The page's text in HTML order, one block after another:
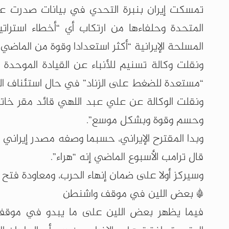
تمسكت إيران بنبرة التحدي في بيانات صدرت
المتحدة وحلفاءها من ارتكاب أي “أخطاء
المسلحة الإيرانية “أكثر استعدادا وقوة من
ونقلت وكالة تسنيم للأنباء عن القيادة الموحدة
“مستعدة للضغط على الزناد” في حال استئناف
ونقلت الوكالة عن علي عبد اللهي قائد مقر
وحسم وقوة وبشكل موسع”.
وبدا المقترح الإيراني، حسبما وصفه مصدر
قال ترامب الأسبوع الماضي إنه “هراء”.
وسيركز أولا على ضمان إنهاء الحرب، ومعاودة
* بعض اللين في موقف واشنطن
فيما يظهر بعض اللين على ما يبدو في موقف